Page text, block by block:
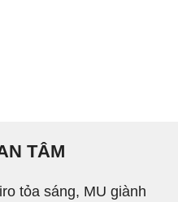
TÂM
tỏa sáng, MU giành